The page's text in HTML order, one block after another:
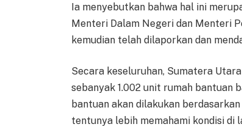
Ia menyebutkan bahwa hal ini
Menteri Dalam Negeri dan Menteri
kemudian telah dilaporkan dan
Secara keseluruhan, Sumatera
sebanyak 1.002 unit rumah bantuan
bantuan akan dilakukan
tentunya lebih memahami kondisi di